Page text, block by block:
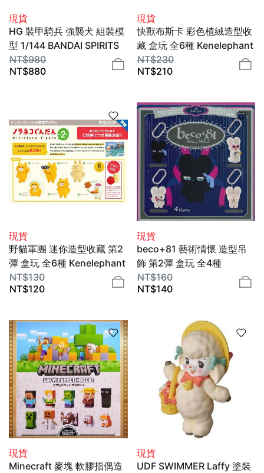
現貨
HG 裝甲騎兵 強襲犬 組裝模
型 1/144 BANDAI SPIRITS
NT$980
NT$880
現貨
快獸布斯卡 彩色植絨造型收
藏 盒玩 全6種 Kenelephant
NT$230
NT$210
現貨
野貓軍團 迷你造型收藏 第2
彈 盒玩 全6種 Kenelephant
NT$130
NT$120
現貨
beco+81 藝術情懷 造型吊
飾 第2彈 盒玩 全4種
Kenelephant
NT$160
NT$140
現貨
Minecraft 麥塊 軟膠指偶造
現貨
UDF SWIMMER Laffy 塗裝